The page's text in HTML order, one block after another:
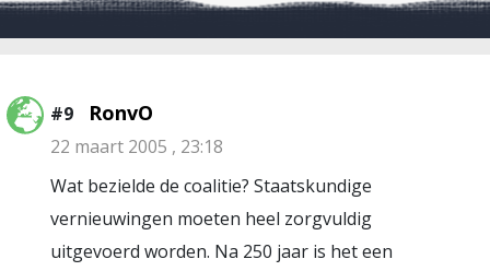
#9 RonvO
22 maart 2005 , 23:18
Wat bezielde de coalitie? Staatskundige
vernieuwingen moeten heel zorgvuldig
uitgevoerd worden. Na 250 jaar is het een